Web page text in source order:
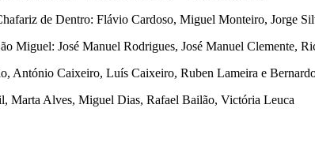
de Dentro: Flávio Cardoso, Miguel Monteiro, Jorge
Miguel: José Manuel Rodrigues, José Manuel Clemente,
António Caixeiro, Luís Caixeiro, Ruben Lameira e
Marta Alves, Miguel Dias, Rafael Bailão, Victória Leuca